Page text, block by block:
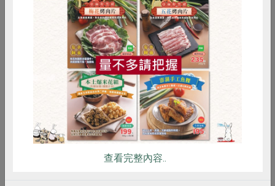
▲公司田溪旁的步道，讓人更能親近河水的環境與生態。
RPET 食譜 減硝酸鹽
雞蛋 食安 共同購買
查看完整內容..